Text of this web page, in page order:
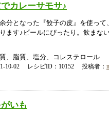
カレーサモサ♪
分となった『餃子の皮』を使って
ます♪ビールにぴったり。飲まな
、脂質、塩分、コレステロール
10-02 レシピID：10152 投稿者：
いも